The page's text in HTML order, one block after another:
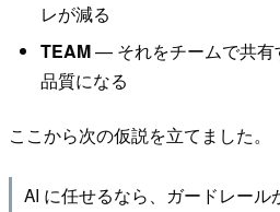
レが減る
TEAM— それをチームで共有
品質になる
ここから次の仮説を立てました。
AI に任せるなら、ガードレール